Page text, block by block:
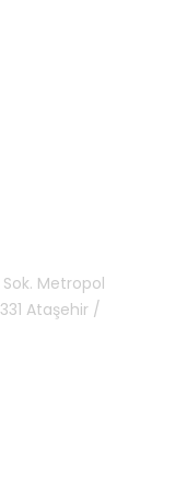
Sok. Metropol
Ataşehir /